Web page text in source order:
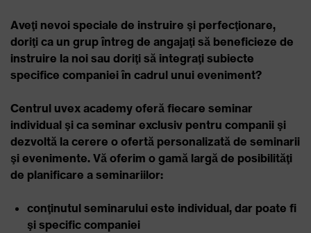
Aveţi nevoi speciale de instruire şi perfecţionare,
doriţi ca un grup întreg de angajaţi să beneficieze de
instruire la noi sau doriţi să integraţi subiecte
specifice companiei în cadrul unui eveniment?
Centrul uvex academy oferă fiecare seminar
individual şi ca seminar exclusiv pentru companii şi
dezvoltă la cerere o ofertă personalizată de seminarii
şi evenimente. Vă oferim o gamă largă de posibilităţi
de planificare a seminariilor:
conţinutul seminarului este individual, dar poate fi
şi specific companiei